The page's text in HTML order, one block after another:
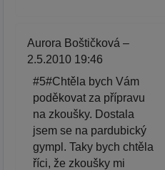
Aurora Boštičková –
2.5.2010 19:46
#5#Chtěla bych Vám
poděkovat za přípravu
na zkoušky. Dostala
jsem se na pardubický
gympl. Taky bych chtěla
říci, že zkoušky mi